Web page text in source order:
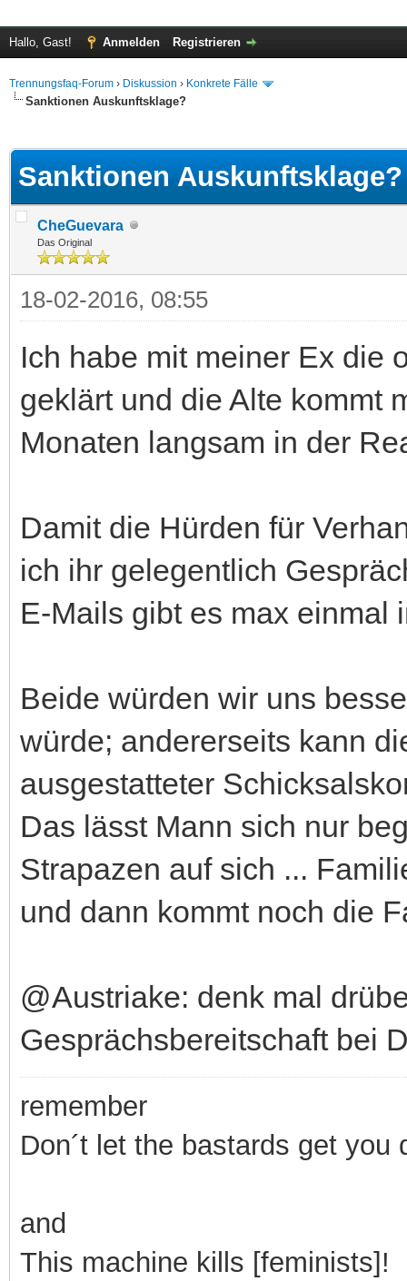
Hallo, Gast! Anmelden Registrieren
Trennungsfaq-Forum › Diskussion › Konkrete Fälle
Sanktionen Auskunftsklage?
Sanktionen Auskunftsklage?
CheGuevara
Das Original
18-02-2016, 08:55
Ich habe mit meiner Ex die
geklärt und die Alte kommt
Monaten langsam in der
Damit die Hürden für
ich ihr gelegentlich
E-Mails gibt es max einmal
Beide würden wir uns
würde; andererseits kann
ausgestatteter
Das lässt Mann sich nur
Strapazen auf sich ...
und dann kommt noch die
@Austriake: denk mal
Gesprächsbereitschaft bei
remember
Don´t let the bastards get you
and
This machine kills [feminists]!